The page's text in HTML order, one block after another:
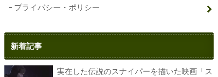
プライバシー・ポリシー
新着記事
実在した伝説のスナイパーを描いた映画「ス